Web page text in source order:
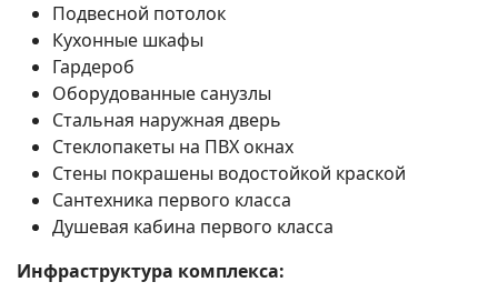
Подвесной потолок
Кухонные шкафы
Гардероб
Оборудованные санузлы
Стальная наружная дверь
Стеклопакеты на ПВХ окнах
Стены покрашены водостойкой краской
Сантехника первого класса
Душевая кабина первого класса
Инфраструктура комплекса: